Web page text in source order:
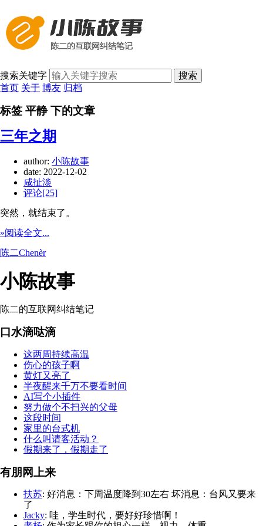
搜索关键字
搜索
首页 关于 博友 归档
标签 平静 下的文章
三年之期
author: 小陈故事
date: 2022-12-02
咸扯淡
评论[25]
突然，就结束了。
»阅读全文...
陈二Chenèr
小陈故事
陈二的互联网纠结笔记
口水滴哒滴
这两周持续高温
伤心的孩子啊
黄灯又亮了
半夜醒来千万不要看时间
AI写个小插件
努力做个不扫兴的父母
这段时间
家里的台式机
什么叫请客活动？
假期来了，假期走了
有朋网上来
扶苏: 好消息：下周温度降到30左右 坏消息：台风又要来
了
Jacky: 哇，学生时代，要好好珍惜啊！